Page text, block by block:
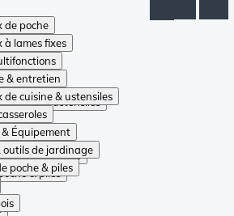
de poche
à lames fixes
& entretien
de cuisine & ustensiles
Équipement
outils de jardinage
poche & piles
poche
fixes
entretien
cuisine & ustensiles
de jardinage
& piles